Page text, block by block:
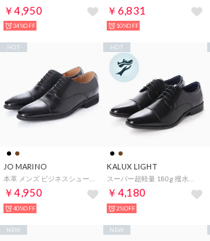
￥4,950
34%OFF
￥6,831
10%OFF
JO MARINO
￥4,950
HOT
40%OFF
KALUX LIGHT
￥4,180
HOT
2%OFF
NEW NEW